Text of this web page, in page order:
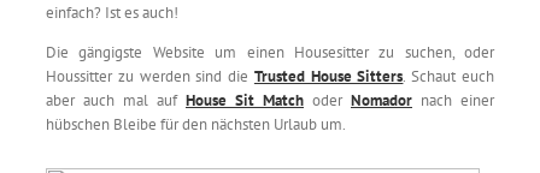
einfach? Ist es auch!
Die gängigste Website um einen Housesitter zu suchen, oder
Houssitter zu werden sind die Trusted House Sitters. Schaut euch
aber auch mal auf House Sit Match oder Nomador nach einer
hübschen Bleibe für den nächsten Urlaub um.